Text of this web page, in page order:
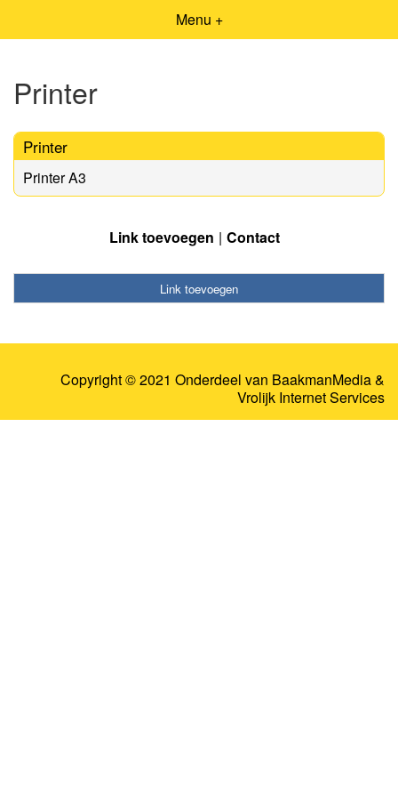
Menu +
Printer
Printer
Printer A3
Link toevoegen Contact
Link toevoegen
Copyright © 2021 Onderdeel van BaakmanMedia&
Vrolijk Internet Services